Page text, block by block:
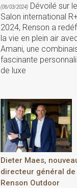
(06/03/2024) Dévoilé sur le
Salon international
2024, Renson a
la vie en plein air
Amani, une
fascinante
de luxe
Dieter Maes,
directeur général de
Renson Outdoor